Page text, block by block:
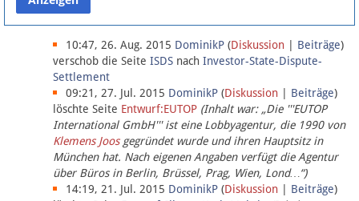
Datenschutz
Über Lobbypedia
Impressum
10:47, 26. Aug. 2015 DominikP (Diskussion Beiträge)
verschob die Seite ISDS nach Investor-State-Dispute-
Settlement
09:21, 27. Jul. 2015 DominikP (Diskussion Beiträge)
löschte Seite Entwurf:EUTOP (Inhalt war: „Die '''EUTOP
International GmbH''' ist eine Lobbyagentur, die 1990 von
Klemens Joosgegründet wurde und ihren Hauptsitz in
München hat. Nach eigenen Angaben verfügt die Agentur
über Büros in Berlin, Brüssel, Prag, Wien, Lond…“)
14:19, 21. Jul. 2015 DominikP (Diskussion Beiträge)